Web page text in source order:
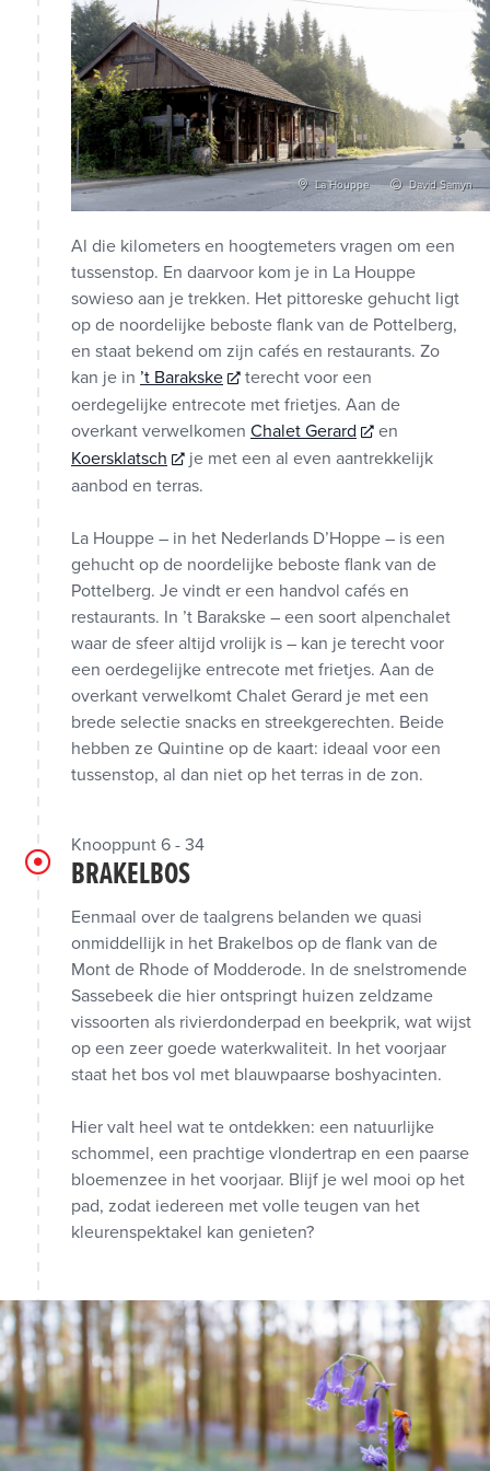
La Houppe David Samyn
Al die kilometers en hoogtemeters vragen om een
tussenstop. En daarvoor kom je in La Houppe
sowieso aan je trekken. Het pittoreske gehucht ligt
op de noordelijke beboste flank van de Pottelberg,
en staat bekend om zijn cafés en restaurants. Zo
kan je in ’t Barakske
terecht voor een
oerdegelijke entrecote met frietjes. Aan de
overkant verwelkomen Chalet Gerard
en
Koersklatsch
je met een al even aantrekkelijk
aanbod en terras.
La Houppe – in het Nederlands D’Hoppe – is een
gehucht op de noordelijke beboste flank van de
Pottelberg. Je vindt er een handvol cafés en
restaurants. In ’t Barakske – een soort alpenchalet
waar de sfeer altijd vrolijk is – kan je terecht voor
een oerdegelijke entrecote met frietjes. Aan de
overkant verwelkomt Chalet Gerard je met een
brede selectie snacks en streekgerechten. Beide
hebben ze Quintine op de kaart: ideaal voor een
tussenstop, al dan niet op het terras in de zon.
Knooppunt 6 - 34
BRAKELBOS
Eenmaal over de taalgrens belanden we quasi
onmiddellijk in het Brakelbos op de flank van de
Mont de Rhode of Modderode. In de snelstromende
Sassebeek die hier ontspringt huizen zeldzame
vissoorten als rivierdonderpad en beekprik, wat wijst
op een zeer goede waterkwaliteit. In het voorjaar
staat het bos vol met blauwpaarse boshyacinten.
Hier valt heel wat te ontdekken: een natuurlijke
schommel, een prachtige vlondertrap en een paarse
bloemenzee in het voorjaar. Blijf je wel mooi op het
pad, zodat iedereen met volle teugen van het
kleurenspektakel kan genieten?